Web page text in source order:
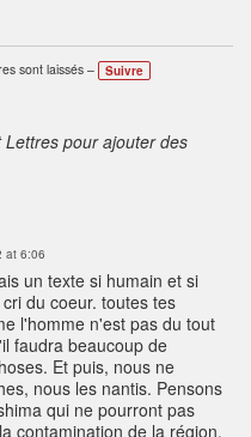
sont laissés – Suivre
pour ajouter des
at 6:06
un texte si humain et si
du coeur. toutes tes
l'homme n'est pas du tout
faudra beaucoup de
Et puis, nous ne
nous les nantis. Pensons
qui ne pourront pas
contamination de la région.